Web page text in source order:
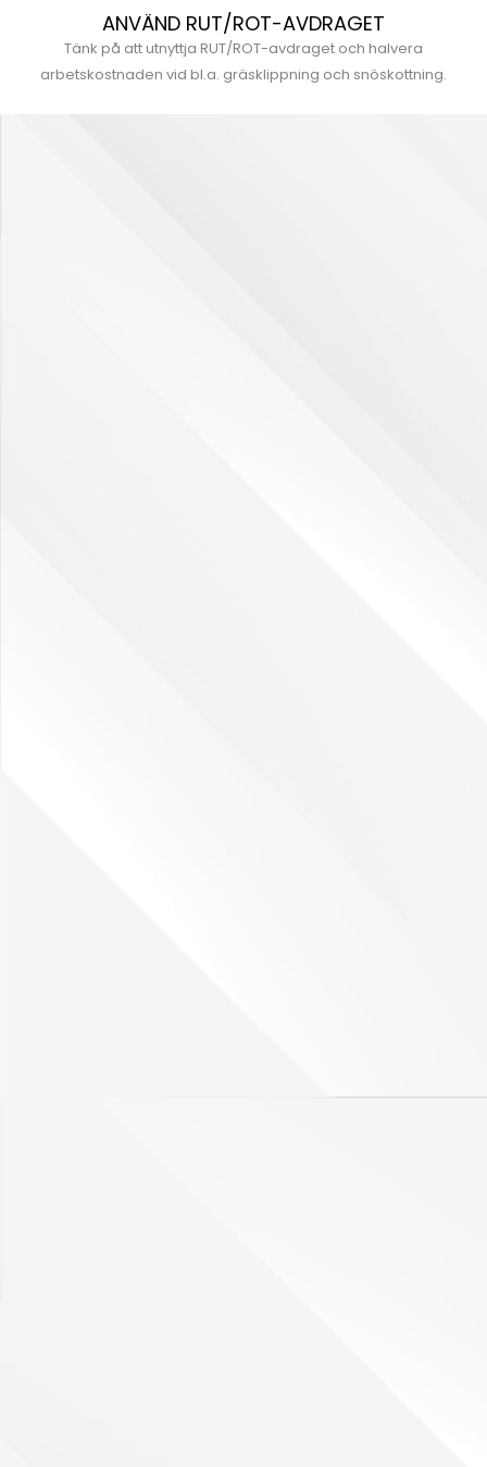
ANVÄND RUT/ROT-AVDRAGET
Tänk på att utnyttja RUT/ROT-avdraget och halvera
arbetskostnaden vid bl.a. gräsklippning och snöskottning.